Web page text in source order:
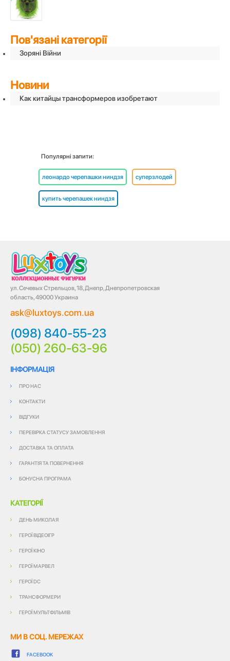
Пов'язані категорії
Зоряні Війни
Новини
Как китайцы трансформеров изобретают
Популярні запити:
леонардо черепашки ниндзя суперзлодей
купить черепашек ниндзя
ул. Сечевых Стрельцов, 18, Днепр, Днепропетровская
область, 49000 Украина
ask@luxtoys.com.ua
(098) 840-55-23
(050) 260-63-96
ІНФОРМАЦІЯ
ПРО НАС
КОНТАКТИ
ВІДГУКИ
ПЕРЕВІРКА СТАТУСУ ЗАМОВЛЕННЯ
ДОСТАВКА ТА ОПЛАТА
ГАРАНТІЯ ТА ПОВЕРНЕННЯ
БОНУСНА ПРОГРАМА
КАТЕГОРІЇ
ДЕНЬ МИКОЛАЯ
ГЕРОЇ ВІДЕОІГР
ГЕРОЇ КІНО
ГЕРОЇ МАРВЕЛ
ГЕРОЇ DC
ТРАНСФОРМЕРИ
ГЕРОЇ МУЛЬТФІЛЬМІВ
МИ В СОЦ. МЕРЕЖАХ
FACEBOOK